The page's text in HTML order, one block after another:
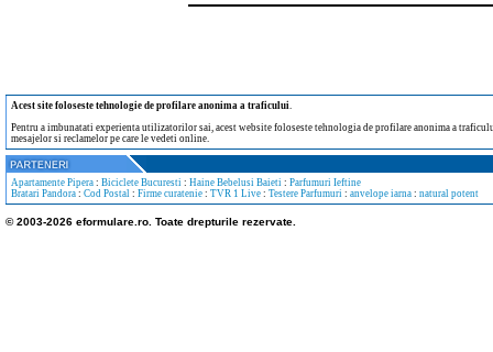
Acest site foloseste tehnologie de profilare anonima a traficului.
Pentru a imbunatati experienta utilizatorilor sai, acest website foloseste tehnologia de profilare anonima a
mesajelor si reclamelor pe care le vedeti online.
Apartamente Pipera : Biciclete Bucuresti : Haine Bebelusi Baieti : Parfumuri Ieftine
Bratari Pandora : Cod Postal : Firme curatenie : TVR 1 Live : Testere Parfumuri : anvelope iarna : natural potent
© 2003-2026 eformulare.ro. Toate drepturile rezervate.